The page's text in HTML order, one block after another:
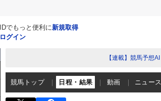
IDでもっと便利に新規取得
ログイン
【連載】競馬予想
競馬トップ 日程・結果 動画 ニュース